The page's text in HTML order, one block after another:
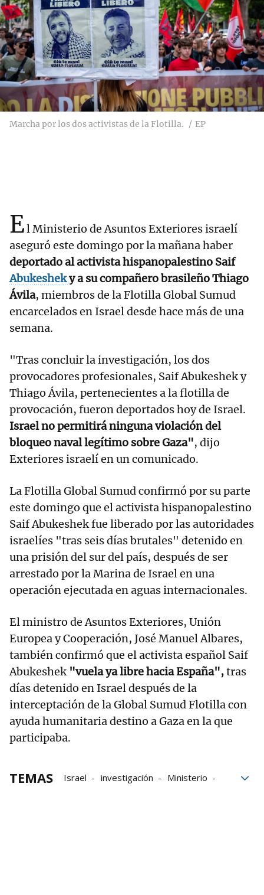
Marcha por los dos activistas de la Flotilla. EP
El Ministerio de Asuntos Exteriores israelí
aseguró este domingo por la mañana haber
deportado al activista hispanopalestino Saif
Abukesheky a su compañero brasileño Thiago
Ávila, miembros de la Flotilla Global Sumud
encarcelados en Israel desde hace más de una
semana.
"Tras concluir la investigación, los dos
provocadores profesionales, Saif Abukeshek y
Thiago Ávila, pertenecientes a la flotilla de
provocación, fueron deportados hoy de Israel.
Israel no permitirá ninguna violación del
bloqueo naval legítimo sobre Gaza", dijo
Exteriores israelí en un comunicado.
La Flotilla Global Sumud confirmó por su parte
este domingo que el activista hispanopalestino
Saif Abukeshek fue liberado por las autoridades
israelíes "tras seis días brutales" detenido en
una prisión del sur del país, después de ser
arrestado por la Marina de Israel en una
operación ejecutada en aguas internacionales.
El ministro de Asuntos Exteriores, Unión
Europea y Cooperación, José Manuel Albares,
también confirmó que el activista español Saif
Abukeshek"vuela ya libre hacia España",tras
días detenido en Israel después de la
interceptación de la Global Sumud Flotilla con
ayuda humanitaria destino a Gaza en la que
participaba.
TEMAS Israel investigación
Ministerio